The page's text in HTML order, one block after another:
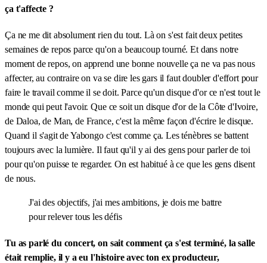
ça t'affecte ?
Ça ne me dit absolument rien du tout. Là on s'est fait deux petites
semaines de repos parce qu'on a beaucoup tourné. Et dans notre
moment de repos, on apprend une bonne nouvelle ça ne va pas nous
affecter, au contraire on va se dire les gars il faut doubler d'effort pour
faire le travail comme il se doit. Parce qu'un disque d'or ce n'est tout le
monde qui peut l'avoir. Que ce soit un disque d'or de la Côte d'Ivoire,
de Daloa, de Man, de France, c'est la même façon d'écrire le disque.
Quand il s'agit de Yabongo c'est comme ça. Les ténèbres se battent
toujours avec la lumière. Il faut qu'il y ai des gens pour parler de toi
pour qu'on puisse te regarder. On est habitué à ce que les gens disent
de nous.
J'ai des objectifs, j'ai mes ambitions, je dois me battre
pour relever tous les défis
Tu as parlé du concert, on sait comment ça s'est terminé, la salle
était remplie, il y a eu l'histoire avec ton ex producteur,